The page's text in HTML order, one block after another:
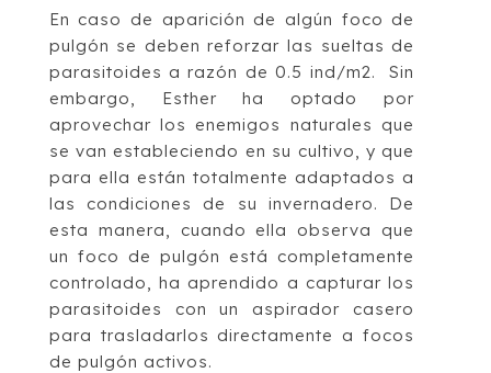
En caso de aparición de algún foco de
pulgón se deben reforzar las sueltas de
parasitoides a razón de 0.5 ind/m2. Sin
embargo, Esther ha optado por
aprovechar los enemigos naturales que
se van estableciendo en su cultivo, y que
para ella están totalmente adaptados a
las condiciones de su invernadero. De
esta manera, cuando ella observa que
un foco de pulgón está completamente
controlado, ha aprendido a capturar los
parasitoides con un aspirador casero
para trasladarlos directamente a focos
de pulgón activos.